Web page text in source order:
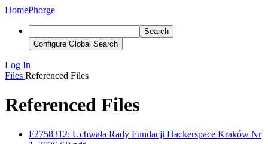
HomePhorge
Search
Configure Global Search
Log In
Files Referenced Files
Referenced Files
F2758312: Uchwała Rady Fundacji Hackerspace Kraków Nr